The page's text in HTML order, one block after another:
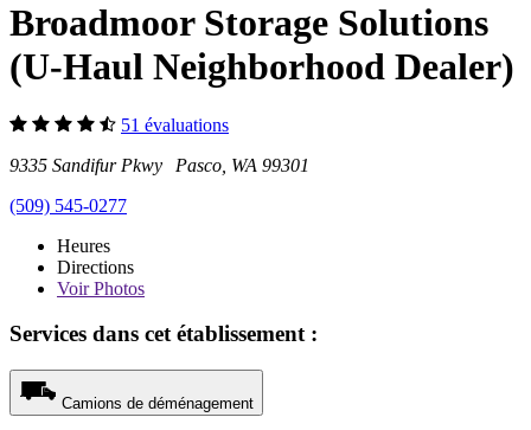
Broadmoor Storage Solutions
(U-Haul Neighborhood Dealer)
51 évaluations
9335 Sandifur Pkwy Pasco, WA 99301
(509) 545-0277
Heures
Directions
VoirPhotos
Services dans cet établissement :
Camions de déménagement